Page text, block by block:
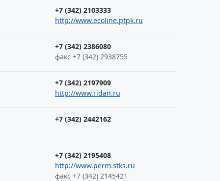
+7 (342) 2103333
http://www.ecoline.ptpk.ru
+7 (342) 2386080
факс +7 (342) 2938755
+7 (342) 2197909
http://www.ridan.ru
+7 (342) 2442162
+7 (342) 2195408
http://www.perm.stks.ru
факс +7 (342) 2145421